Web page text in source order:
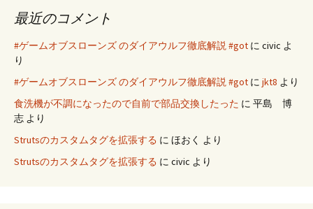
最近のコメント
#ゲームオブスローンズ のダイアウルフ徹底解説 #got に civic よ
り
#ゲームオブスローンズ のダイアウルフ徹底解説 #got に jkt8 より
食洗機が不調になったので自前で部品交換したった に 平島 博
志 より
Strutsのカスタムタグを拡張する に ほおく より
Strutsのカスタムタグを拡張する に civic より